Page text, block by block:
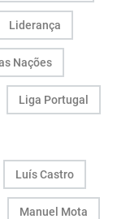
Liderança
Nações
Liga Portugal
Luís Castro
Manuel Mota